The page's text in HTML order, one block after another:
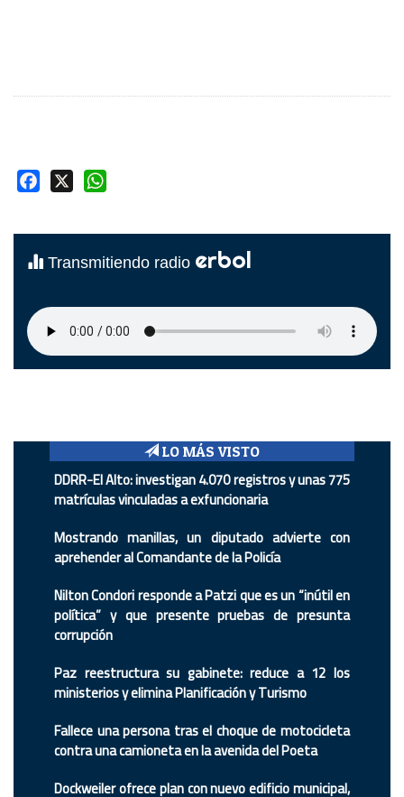
Facebook
Transmitiendo radio erbol
LO MÁS VISTO
DDRR-El Alto: investigan 4.070 registros y unas 775
matrículas vinculadas a exfuncionaria
Mostrando manillas, un diputado advierte con
aprehender al Comandante de la Policía
Nilton Condori responde a Patzi que es un “inútil en
política” y que presente pruebas de presunta
corrupción
Paz reestructura su gabinete: reduce a 12 los
ministerios y elimina Planificación y Turismo
Fallece una persona tras el choque de motocicleta
contra una camioneta en la avenida del Poeta
Dockweiler ofrece plan con nuevo edificio municipal,